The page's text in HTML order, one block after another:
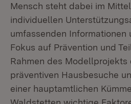
Mensch steht dabei im
individuellen
umfassenden Informationen
Fokus auf Prävention und
Rahmen des
präventiven Hausbesuche
einer hauptamtlichen